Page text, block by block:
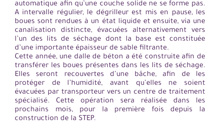
automatique afin qu’une couche solide ne se forme pas.
A intervalle régulier, le dégrilleur est mis en pause, les
boues sont rendues à un état liquide et ensuite, via une
canalisation distincte, évacuées alternativement vers
l’un des lits de séchage dont la base est constituée
d’une importante épaisseur de sable filtrante.
Cette année, une dalle de béton a été construite afin de
transférer les boues présentes dans les lits de séchage.
Elles seront recouvertes d’une bâche, afin de les
protéger de l’humidité, avant qu’elles ne soient
évacuées par transporteur vers un centre de traitement
spécialisé. Cette opération sera réalisée dans les
prochains mois, pour la première fois depuis la
construction de la STEP.